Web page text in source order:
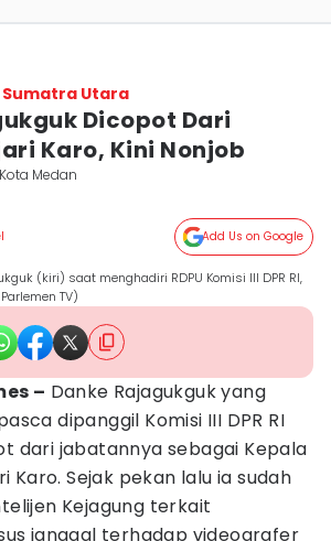
Sumatra Utara
Dicopot Dari
Karo, Kini Nonjob
Kota Medan
Add Us on Google
(kiri) saat menghadiri RDPU Komisi III DPR RI,
TV)
– Danke Rajagukguk yang
dipanggil Komisi III DPR RI
dari jabatannya sebagai Kepala
Karo. Sejak pekan lalu ia sudah
Kejagung terkait
janggal terhadap videografer